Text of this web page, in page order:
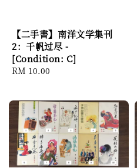
【二手書】南洋文学集刊
2：千帆过尽 -
[Condition: C]
Regular
RM 10.00